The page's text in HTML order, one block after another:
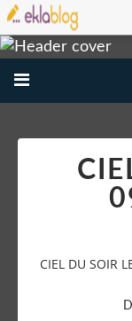
CIEL DU SOIR